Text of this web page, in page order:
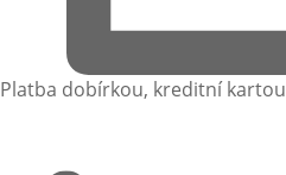
Platba dobírkou, kreditní kartou